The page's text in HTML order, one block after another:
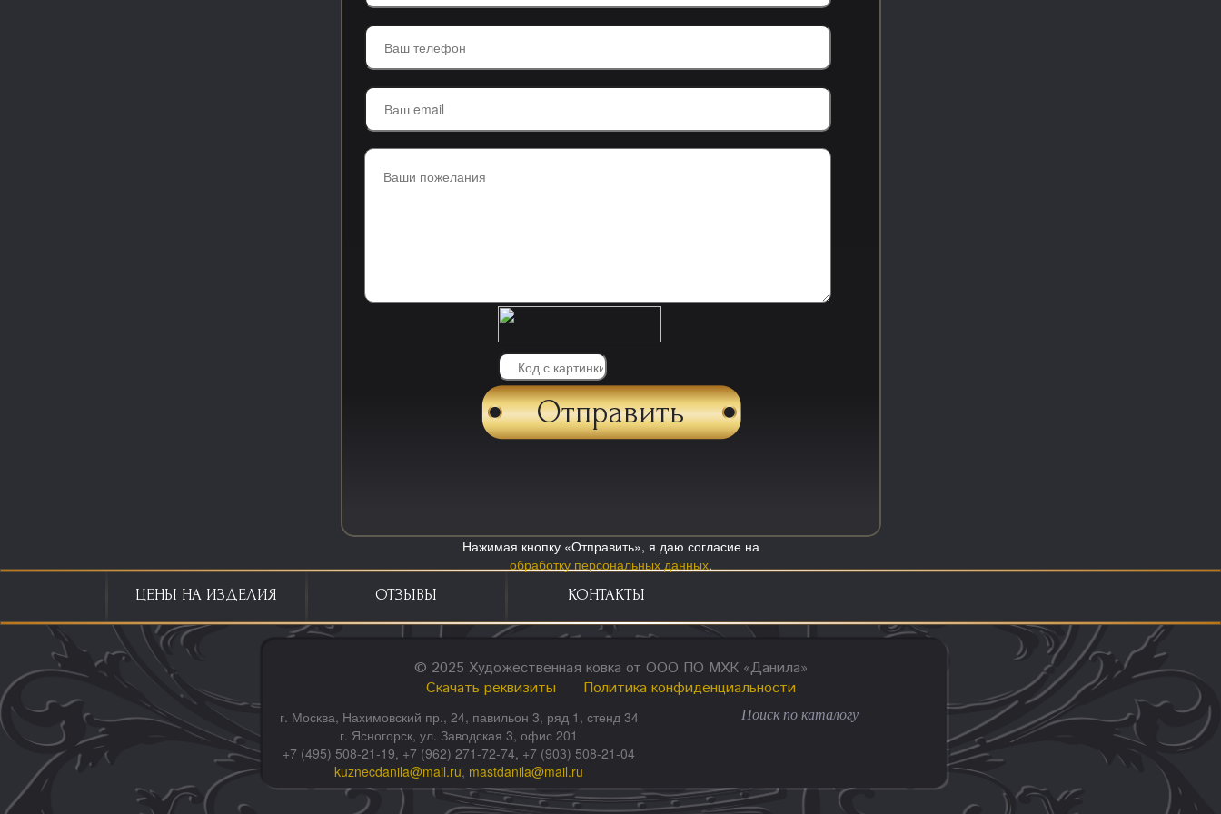
Нажимая кнопку «Отправить», я даю согласие на
обработку персональных данных.
ЦЕНЫ НА ИЗДЕЛИЯ ОТЗЫВЫ КОНТАКТЫ
© 2025 Художественная ковка от ООО ПО МХК «Данила»
Скачать реквизиты
Политика конфиденциальности
г. Москва, Нахимовский пр., 24, павильон 3, ряд 1, стенд 34
г. Ясногорск, ул. Заводская 3, офис 201
+7 (495) 508-21-19, +7 (962) 271-72-74, +7 (903) 508-21-04
kuznecdanila@mail.ru, mastdanila@mail.ru